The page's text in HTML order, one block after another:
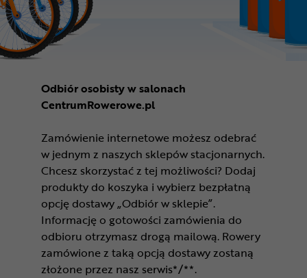
Odbiór osobisty w salonach
CentrumRowerowe.pl
Zamówienie internetowe możesz odebrać
w jednym z naszych sklepów stacjonarnych.
Chcesz skorzystać z tej możliwości? Dodaj
produkty do koszyka i wybierz bezpłatną
opcję dostawy „Odbiór w sklepie”.
Informację o gotowości zamówienia do
odbioru otrzymasz drogą mailową. Rowery
zamówione z taką opcją dostawy zostaną
złożone przez nasz serwis*/**.